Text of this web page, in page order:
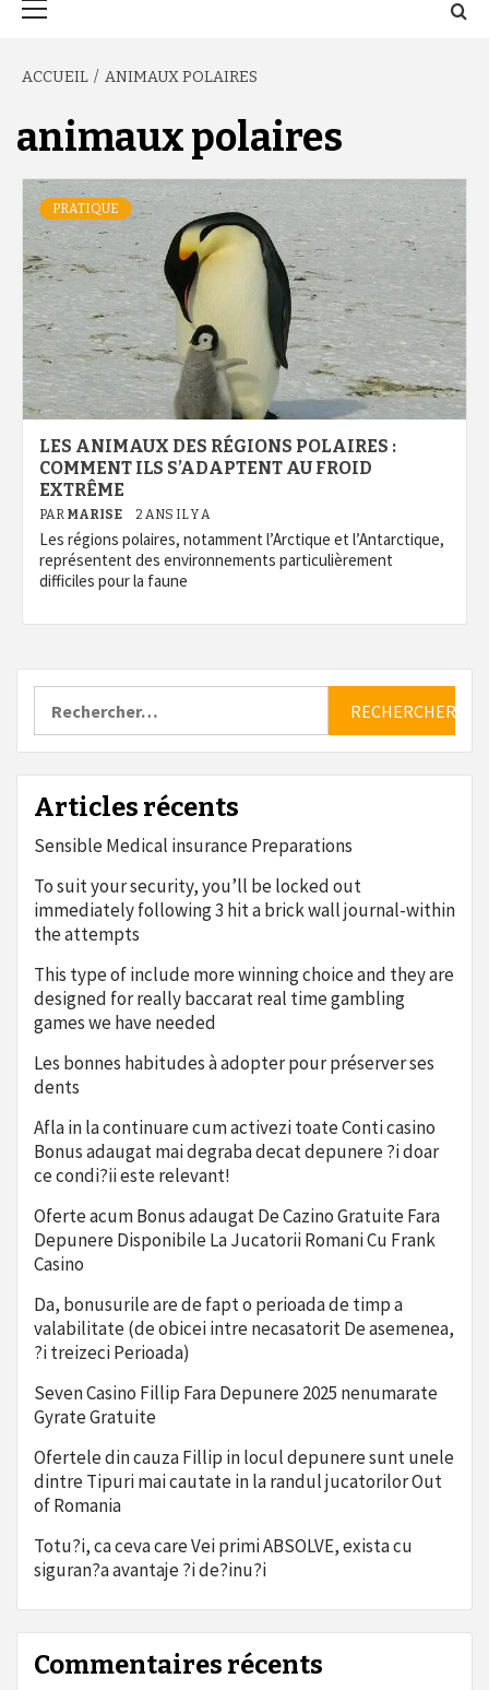
ACCUEIL ANIMAUX POLAIRES
animaux polaires
PRATIQUE
LES ANIMAUX DES RÉGIONS POLAIRES :
COMMENT ILS S’ADAPTENT AU FROID
EXTRÊME
PAR MARISE 2 ANS IL Y A
Les régions polaires, notamment l’Arctique et l’Antarctique,
représentent des environnements particulièrement
difficiles pour la faune
Articles récents
Sensible Medical insurance Preparations
To suit your security, you’ll be locked out
immediately following 3 hit a brick wall journal-within
the attempts
This type of include more winning choice and they are
designed for really baccarat real time gambling
games we have needed
Les bonnes habitudes à adopter pour préserver ses
dents
Afla in la continuare cum activezi toate Conti casino
Bonus adaugat mai degraba decat depunere ?i doar
ce condi?ii este relevant!
Oferte acum Bonus adaugat De Cazino Gratuite Fara
Depunere Disponibile La Jucatorii Romani Cu Frank
Casino
Da, bonusurile are de fapt o perioada de timp a
valabilitate (de obicei intre necasatorit De asemenea,
?i treizeci Perioada)
Seven Casino Fillip Fara Depunere 2025 nenumarate
Gyrate Gratuite
Ofertele din cauza Fillip in locul depunere sunt unele
dintre Tipuri mai cautate in la randul jucatorilor Out
of Romania
Totu?i, ca ceva care Vei primi ABSOLVE, exista cu
siguran?a avantaje ?i de?inu?i
Commentaires récents